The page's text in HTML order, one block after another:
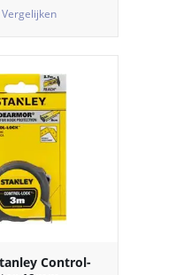
Vergelijken
Control-